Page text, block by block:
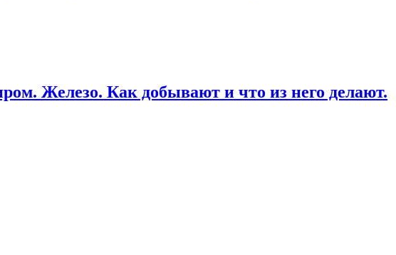
Железо. Как добывают и что из него делают.